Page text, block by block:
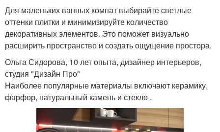
Для маленьких ванных комнат выбирайте светлые
оттенки плитки и минимизируйте количество
декоративных элементов. Это поможет визуально
расширить пространство и создать ощущение простора.
Ольга Сидорова, 10 лет опыта, дизайнер интерьеров,
студия "Дизайн Про"
Наиболее популярные материалы включают керамику,
фарфор, натуральный камень и стекло .